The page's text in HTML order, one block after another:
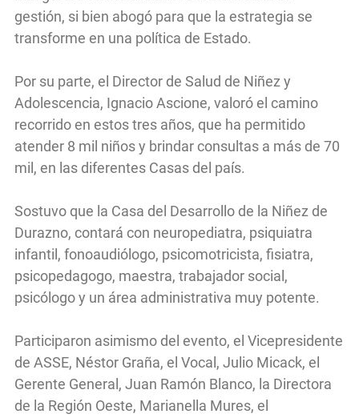
gestión, si bien abogó para que la estrategia se
transforme en una política de Estado.
Por su parte, el Director de Salud de Niñez y
Adolescencia, Ignacio Ascione, valoró el camino
recorrido en estos tres años, que ha permitido
atender 8 mil niños y brindar consultas a más de 70
mil, en las diferentes Casas del país.
Sostuvo que la Casa del Desarrollo de la Niñez de
Durazno, contará con neuropediatra, psiquiatra
infantil, fonoaudiólogo, psicomotricista, fisiatra,
psicopedagogo, maestra, trabajador social,
psicólogo y un área administrativa muy potente.
Participaron asimismo del evento, el Vicepresidente
de ASSE, Néstor Graña, el Vocal, Julio Micack, el
Gerente General, Juan Ramón Blanco, la Directora
de la Región Oeste, Marianella Mures, el